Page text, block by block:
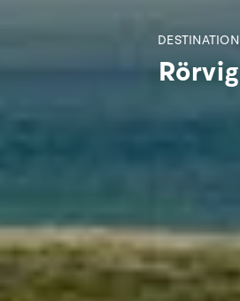
DESTINATION
Rörvig